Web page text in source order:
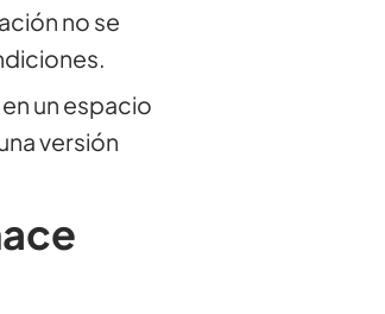
no se
un espacio
versión